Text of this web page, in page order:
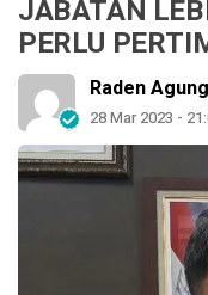
JABATAN
PERLU
Raden Agung
28 Mar 2023 -